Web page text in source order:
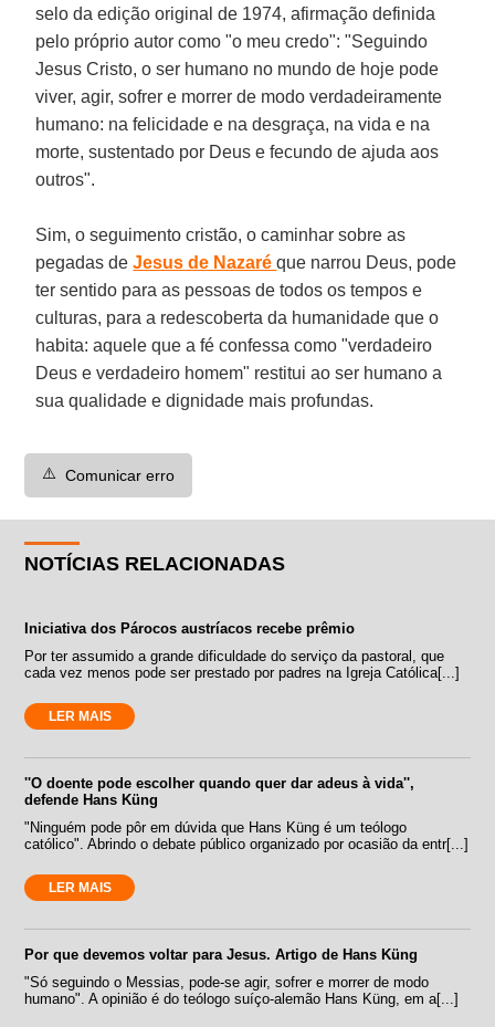
selo da edição original de 1974, afirmação definida
pelo próprio autor como "o meu credo": "Seguindo
Jesus Cristo, o ser humano no mundo de hoje pode
viver, agir, sofrer e morrer de modo verdadeiramente
humano: na felicidade e na desgraça, na vida e na
morte, sustentado por Deus e fecundo de ajuda aos
outros".
Sim, o seguimento cristão, o caminhar sobre as
pegadas deJesus de Nazaréque narrou Deus, pode
ter sentido para as pessoas de todos os tempos e
culturas, para a redescoberta da humanidade que o
habita: aquele que a fé confessa como "verdadeiro
Deus e verdadeiro homem" restitui ao ser humano a
sua qualidade e dignidade mais profundas.
⚠️ Comunicar erro
NOTÍCIAS RELACIONADAS
Iniciativa dos Párocos austríacos recebe prêmio
Por ter assumido a grande dificuldade do serviço da pastoral, que
cada vez menos pode ser prestado por padres na Igreja Católica[...]
LER MAIS
''O doente pode escolher quando quer dar adeus à vida'',
defende Hans Küng
"Ninguém pode pôr em dúvida que Hans Küng é um teólogo
católico". Abrindo o debate público organizado por ocasião da entr[...]
LER MAIS
Por que devemos voltar para Jesus. Artigo de Hans Küng
"Só seguindo o Messias, pode-se agir, sofrer e morrer de modo
humano". A opinião é do teólogo suíço-alemão Hans Küng, em a[...]